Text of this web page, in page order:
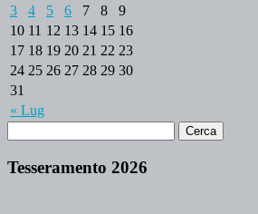
« Lug
3
4 5 6 7 8
9
10 11 12 13 14 15 16
17 18 19 20 21 22 23
24 25 26 27 28 29 30
31
Tesseramento 2026